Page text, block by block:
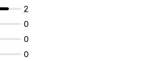
2
0
0
0